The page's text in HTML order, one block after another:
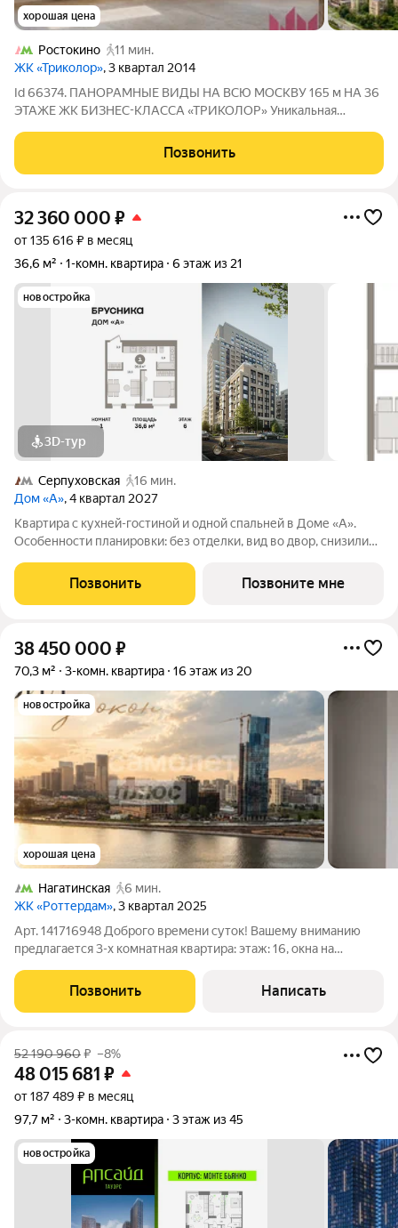
хорошая цена
Ростокино
11 мин.
ЖК «Триколор», 3 квартал 2014
Id 66374. ПАНОРАМНЫЕ ВИДЫ НА ВСЮ МОСКВУ 165 м НА 36
ЭТАЖЕ ЖК БИЗНЕС-КЛАССА «ТРИКОЛОР» Уникальная
из лучших корпусов жилого комплекса бизнес-класса
«Триколор». Расположена на 36-м этаже
Позвонить
32 360 000 ₽
от 135 616 ₽ в месяц
36,6 м²
1-комн. квартира 6 этаж из 21
новостройка
3D-тур
Серпуховская
16 мин.
Дом «А», 4 квартал 2027
Квартира с кухней-гостиной и одной спальней в Доме «А».
Особенности планировки: без отделки, вид во двор, снизили
застройщика Брусника располагается на границе с ЦАО, рядом
с метро Павелецкая. В
Позвонить Позвоните мне
38 450 000 ₽
70,3 м² 3-комн. квартира 16 этаж из 20
новостройка
хорошая цена
Нагатинская
6 мин.
ЖК «Роттердам», 3 квартал 2025
Арт. 141716948 Доброго времени суток! Вашему вниманию
предлагается 3-х комнатная квартира: этаж: 16, окна на
box от застройщика изолированная планировка: мастер -
спальня для родителей с
Позвонить Написать
52 190 960₽ –8%
48 015 681 ₽
от 187 489 ₽ в месяц
97,7 м²
3-комн. квартира 3 этаж из 45
новостройка